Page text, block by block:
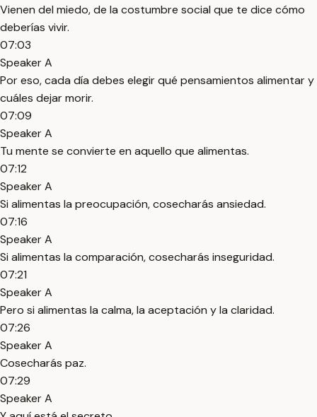
Vienen del miedo, de la costumbre social que te dice cómo
deberías vivir.
07:03
Speaker A
Por eso, cada día debes elegir qué pensamientos alimentar y
cuáles dejar morir.
07:09
Speaker A
Tu mente se convierte en aquello que alimentas.
07:12
Speaker A
Si alimentas la preocupación, cosecharás ansiedad.
07:16
Speaker A
Si alimentas la comparación, cosecharás inseguridad.
07:21
Speaker A
Pero si alimentas la calma, la aceptación y la claridad.
07:26
Speaker A
Cosecharás paz.
07:29
Speaker A